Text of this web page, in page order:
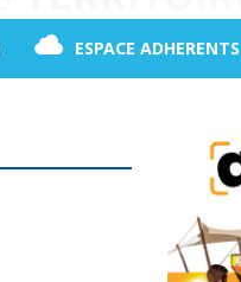
ESPACE ADHERENTS